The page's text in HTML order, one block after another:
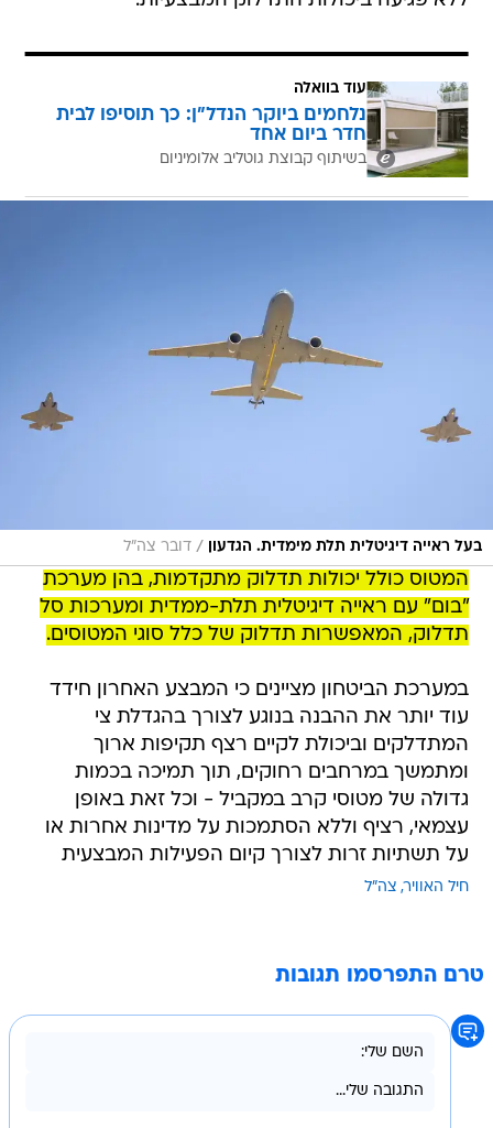
עוד בוואלה
נלחמים ביוקר הנדל"ן: כך תוסיפו לבית
חדר ביום אחד
בשיתוף קבוצת גוטליב אלומיניום
בעל ראייה דיגיטלית תלת מימדית. הגדעון / דובר צה"ל
המטוס כולל יכולות תדלוק מתקדמות, בהן מערכת
"בום" עם ראייה דיגיטלית תלת-ממדית ומערכות סל
תדלוק, המאפשרות תדלוק של כלל סוגי המטוסים.
במערכת הביטחון מציינים כי המבצע האחרון חידד
עוד יותר את ההבנה בנוגע לצורך בהגדלת צי
המתדלקים וביכולת לקיים רצף תקיפות ארוך
ומתמשך במרחבים רחוקים, תוך תמיכה בכמות
גדולה של מטוסי קרב במקביל - וכל זאת באופן
עצמאי, רציף וללא הסתמכות על מדינות אחרות או
על תשתיות זרות לצורך קיום הפעילות המבצעית
חיל האוויר צה"ל
טרם התפרסמו תגובות